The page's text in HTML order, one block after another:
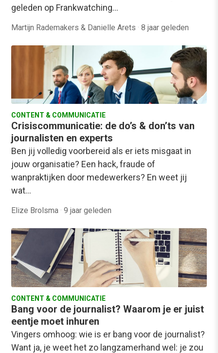
geleden op Frankwatching…
Martijn Rademakers & Danielle Arets · 8 jaar geleden
CONTENT & COMMUNICATIE
Crisiscommunicatie: de do’s & don’ts van
journalisten en experts
Ben jij volledig voorbereid als er iets misgaat in
jouw organisatie? Een hack, fraude of
wanpraktijken door medewerkers? En weet jij
wat…
Elize Brolsma · 9 jaar geleden
CONTENT & COMMUNICATIE
Bang voor de journalist? Waarom je er juist
eentje moet inhuren
Vingers omhoog: wie is er bang voor de journalist?
Want ja, je weet het zo langzamerhand wel: je zou